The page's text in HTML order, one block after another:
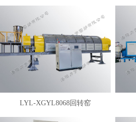
LYL-XGYL8068回转窑